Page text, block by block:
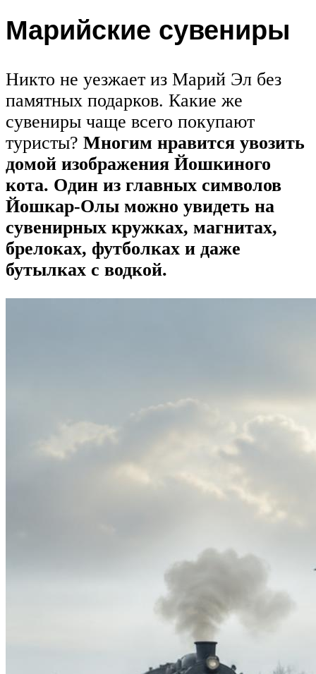
Марийские сувениры
Никто не уезжает из Марий Эл без
памятных подарков. Какие же
сувениры чаще всего покупают
туристы? Многим нравится увозить
домой изображения Йошкиного
кота. Один из главных символов
Йошкар-Олы можно увидеть на
сувенирных кружках, магнитах,
брелоках, футболках и даже
бутылках с водкой.